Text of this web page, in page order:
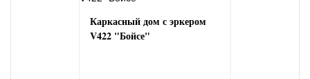
Каркасный дом с эркером
V422 "Бойсе"